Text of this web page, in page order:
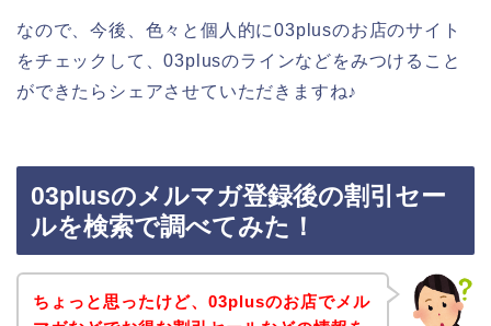
なので、今後、色々と個人的に03plusのお店のサイト
をチェックして、03plusのラインなどをみつけること
ができたらシェアさせていただきますね♪
03plusのメルマガ登録後の割引セー
ルを検索で調べてみた！
ちょっと思ったけど、03plusのお店でメル